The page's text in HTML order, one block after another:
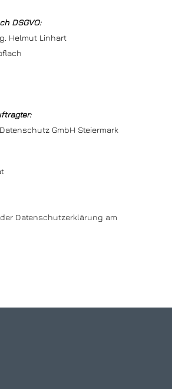
DSGVO:
Helmut Linhart
GmbH Steiermark
Datenschutzerklärung am